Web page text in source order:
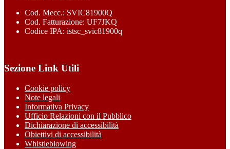
Cod. Mecc.: SVIC81900Q
Cod. Fatturazione: UF7JKQ
Codice IPA: istsc_svic81900q
Sezione Link Utili
Cookie policy
Note legali
Informativa Privacy
Ufficio Relazioni con il Pubblico
Dichiarazione di accessibilità
Obiettivi di accessibilità
Whistleblowing